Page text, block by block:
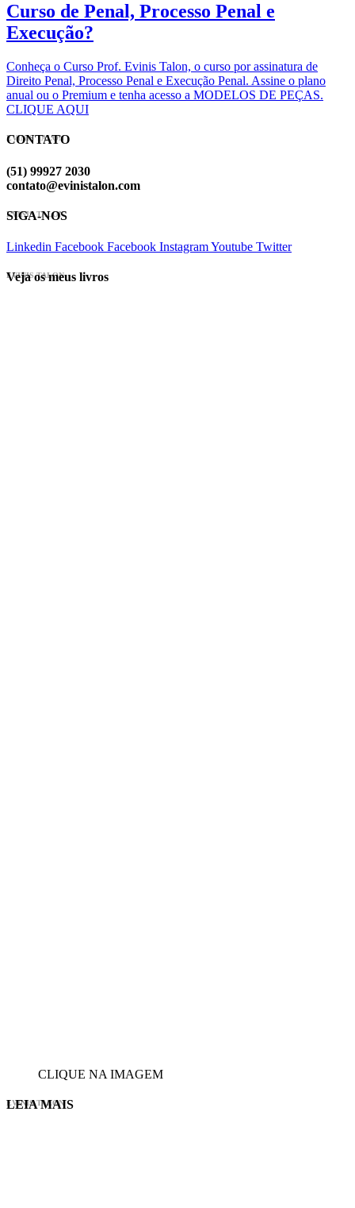
Curso de Penal, Processo Penal e
Execução?
Conheça o Curso Prof. Evinis Talon, o curso por assinatura de
Direito Penal, Processo Penal e Execução Penal. Assine o plano
anual ou o Premium e tenha acesso a MODELOS DE PEÇAS.
CLIQUE AQUI
EVINIS TALON
CONTATO
(51) 99927 2030
contato@evinistalon.com
EVINIS TALON
SIGA-NOS
Linkedin Facebook Facebook InstagramYoutube Twitter
EVINIS TALON
Veja os meus livros
CLIQUE NA IMAGEM
EVINIS TALON
LEIA MAIS